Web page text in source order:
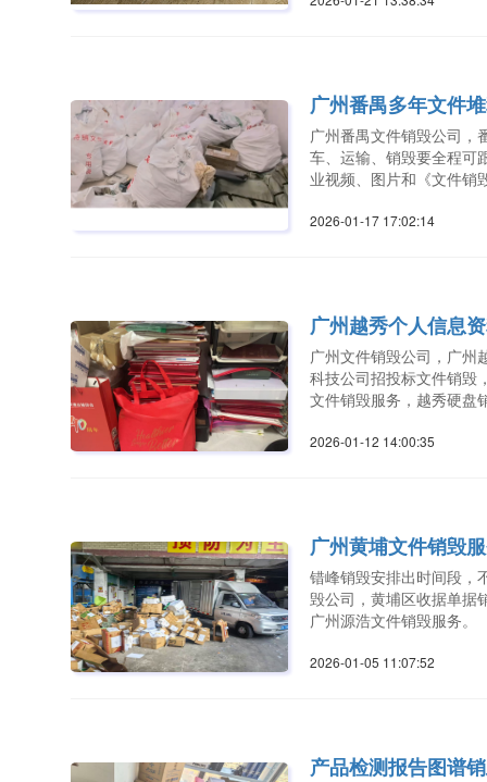
广州番禺多年文件
广州番禺文件销毁公司，
车、运输、销毁要全程可
业视频、图片和《文件销
2026-01-17 17:02:14
广州越秀个人信息
广州文件销毁公司，广州
科技公司招投标文件销毁
文件销毁服务，越秀硬盘
2026-01-12 14:00:35
广州黄埔文件销毁
错峰销毁安排出时间段，
毁公司，黄埔区收据单据
广州源浩文件销毁服务。
2026-01-05 11:07:52
产品检测报告图谱